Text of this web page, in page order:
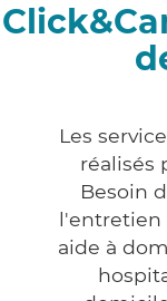
Les
réalisés
Besoin
l'entretien
aide à